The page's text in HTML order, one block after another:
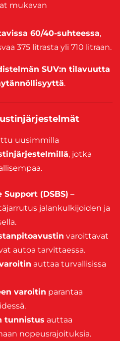
mukavan
60/40-suhteessa,
375 litrasta yli 710 litraan.
SUV:n tilavuutta
.
uusimmilla
, jotka
Support (DSBS) –
jalankulkijoiden ja
varoittavat
autoa tarvittaessa.
auttaa turvallisissa
varoitin parantaa
tunnistus auttaa
nopeusrajoituksia.